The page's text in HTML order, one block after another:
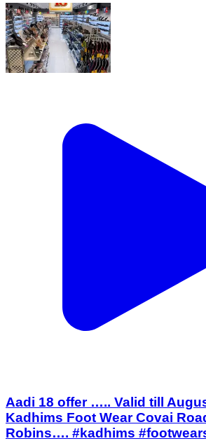
Aadi 18 offer ….. Valid till
Kadhims Foot Wear Covai
Robins…. #kadhims